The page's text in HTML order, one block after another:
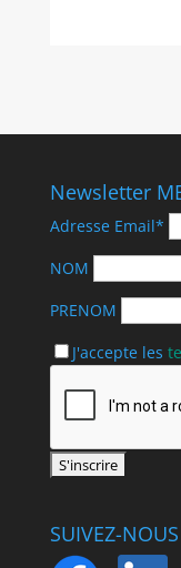
Newsletter
Adresse Email*
NOM
PRENOM
J'accepte les
SUIVEZ-NOUS